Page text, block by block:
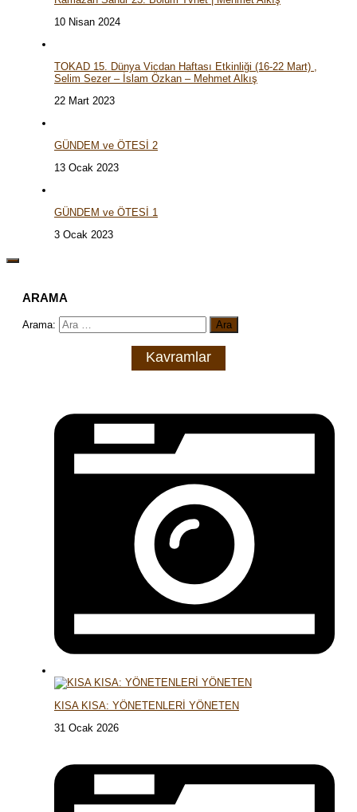
10 Nisan 2024
TOKAD 15. Dünya Vicdan Haftası Etkinliği (16-22 Mart) ,
Selim Sezer – İslam Özkan – Mehmet Alkış
22 Mart 2023
GÜNDEM ve ÖTESİ 2
13 Ocak 2023
GÜNDEM ve ÖTESİ 1
3 Ocak 2023
ARAMA
Arama:
Kavramlar
KISA KISA: YÖNETENLERİ YÖNETEN
31 Ocak 2026